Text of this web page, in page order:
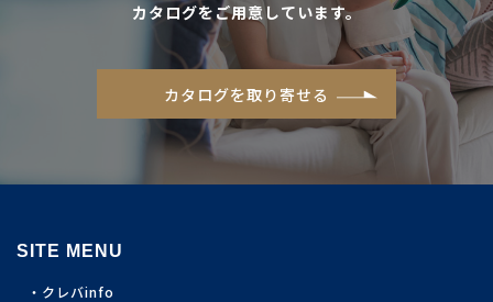
カタログをご用意しています。
カタログを取り寄せる
SITE MENU
クレバinfo